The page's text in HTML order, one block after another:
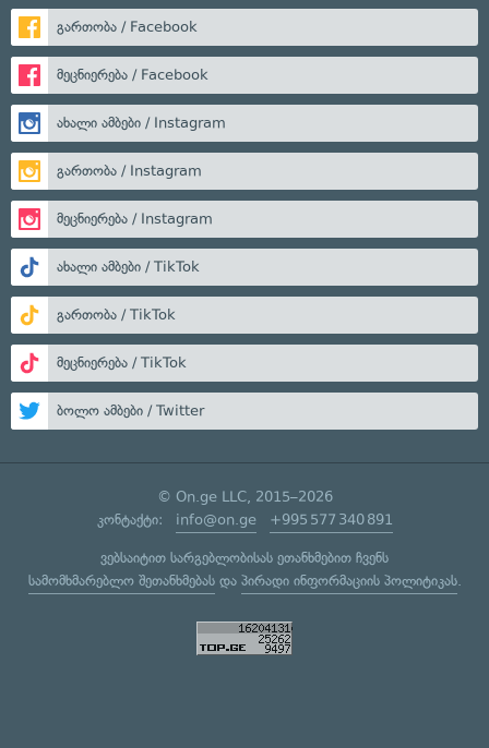
გართობა / Facebook
მეცნიერება / Facebook
ახალი ამბები / Instagram
გართობა / Instagram
მეცნიერება / Instagram
ახალი ამბები / TikTok
გართობა / TikTok
მეცნიერება / TikTok
ბოლო ამბები / Twitter
© On.ge LLC, 2015–2026
კონტაქტი: info@on.ge +995 577 340 891
ვებსაიტით სარგებლობისას ეთანხმებით ჩვენს
სამომხმარებლო შეთანხმებასდა პირადი ინფორმაციის პოლიტიკას.